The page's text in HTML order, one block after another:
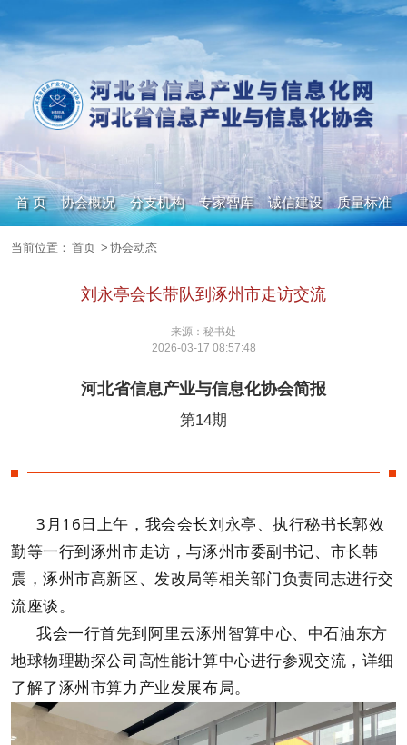
首 页 协会概况 分支机构 专家智库 诚信建设 质量标准
政策信息 人才集市
当前位置： 首页 > 协会动态
刘永亭会长带队到涿州市走访交流
来源：秘书处
2026-03-17 08:57:48
河北省信息产业与信息化协会简报
第14期
3月16日上午，我会会长刘永亭、执行秘书长郭效
勤等一行到涿州市走访，与涿州市委副书记、市长韩
震，涿州市高新区、发改局等相关部门负责同志进行交
流座谈。
我会一行首先到阿里云涿州智算中心、中石油东方
地球物理勘探公司高性能计算中心进行参观交流，详细
了解了涿州市算力产业发展布局。